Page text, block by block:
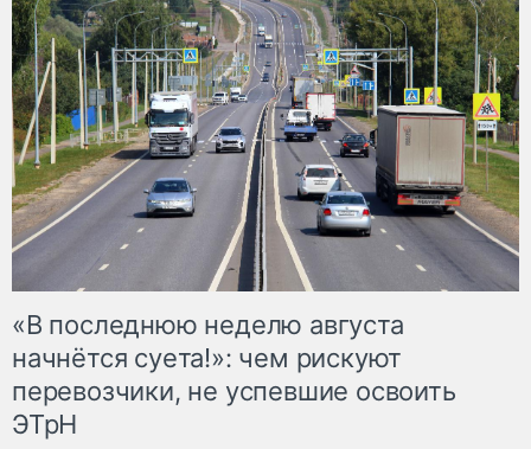
«В последнюю неделю августа
начнётся суета!»: чем рискуют
перевозчики, не успевшие освоить
ЭТрН